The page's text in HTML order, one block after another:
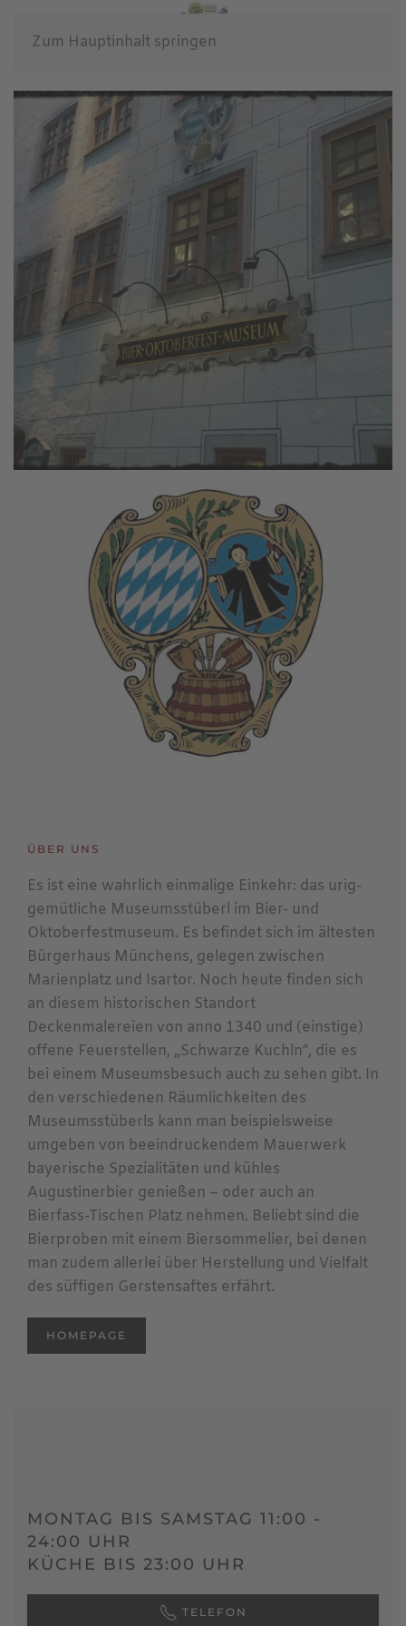
Zum Hauptinhalt springen
ÜBER UNS
Es ist eine wahrlich einmalige Einkehr: das urig-
gemütliche Museumsstüberl im Bier- und
Oktoberfestmuseum. Es befindet sich im ältesten
Bürgerhaus Münchens, gelegen zwischen
Marienplatz und Isartor. Noch heute finden sich
an diesem historischen Standort
Deckenmalereien von anno 1340 und (einstige)
offene Feuerstellen, „Schwarze Kuchln“, die es
bei einem Museumsbesuch auch zu sehen gibt. In
den verschiedenen Räumlichkeiten des
Museumsstüberls kann man beispielsweise
umgeben von beeindruckendem Mauerwerk
bayerische Spezialitäten und kühles
Augustinerbier genießen – oder auch an
Bierfass-Tischen Platz nehmen. Beliebt sind die
Bierproben mit einem Biersommelier, bei denen
man zudem allerlei über Herstellung und Vielfalt
des süffigen Gerstensaftes erfährt.
HOMEPAGE
MONTAG BIS SAMSTAG 11:00 -
24:00 UHR
KÜCHE BIS 23:00 UHR
TELEFON